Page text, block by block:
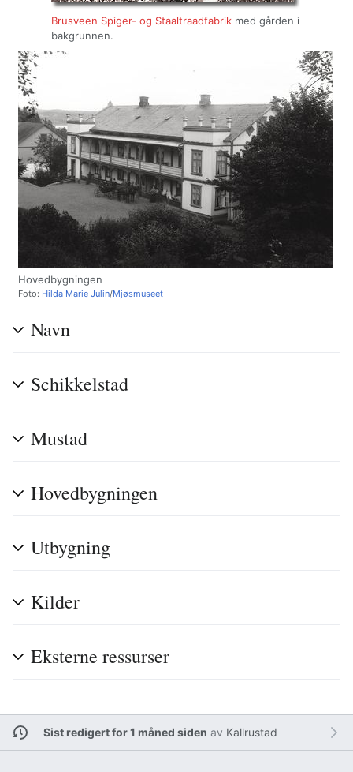
Brusveen Spiger- og Staaltraadfabrik med gården i
bakgrunnen.
Hovedbygningen
Foto: Hilda Marie Julin/Mjøsmuseet
Navn
Schikkelstad
Mustad
Hovedbygningen
Utbygning
Kilder
Eksterne ressurser
Sist redigert for 1 måned siden av Kallrustad